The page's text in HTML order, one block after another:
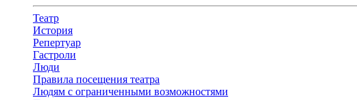
Театр
История
Репертуар
Гастроли
Люди
Правила посещения театра
Людям с ограниченными возможностями